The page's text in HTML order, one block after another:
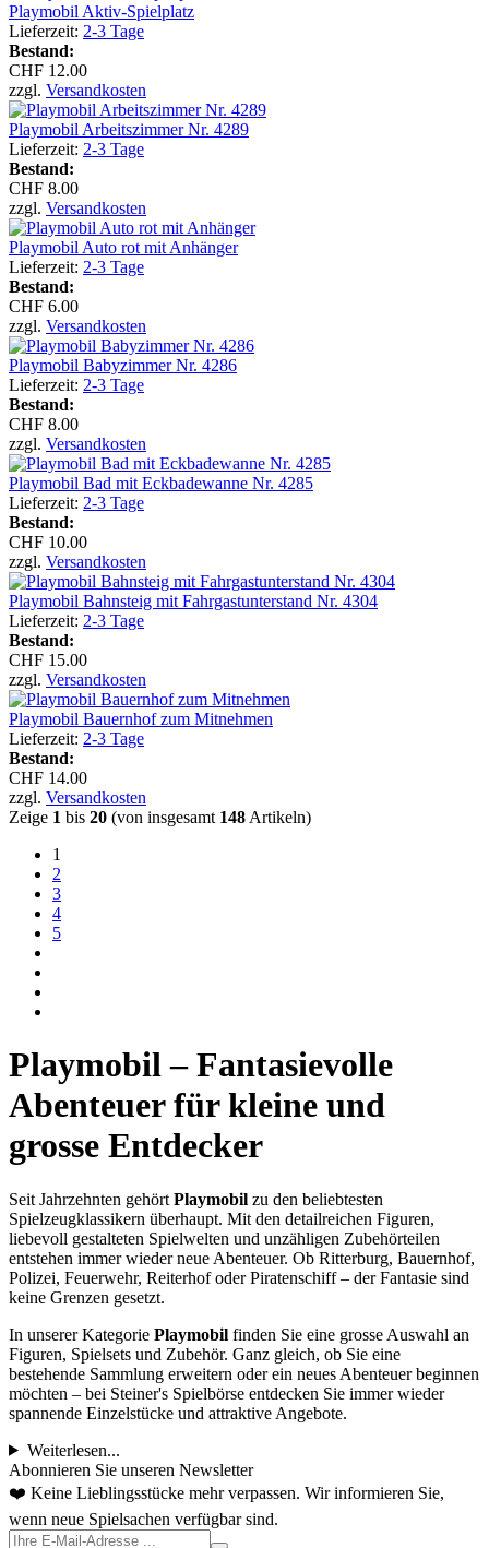
Playmobil Aktiv-Spielplatz
Lieferzeit: 2-3 Tage
Bestand:
CHF 12.00
zzgl. Versandkosten
Playmobil Arbeitszimmer Nr. 4289
Lieferzeit: 2-3 Tage
Bestand:
CHF 8.00
zzgl. Versandkosten
Playmobil Auto rot mit Anhänger
Lieferzeit: 2-3 Tage
Bestand:
CHF 6.00
zzgl. Versandkosten
Playmobil Babyzimmer Nr. 4286
Lieferzeit: 2-3 Tage
Bestand:
CHF 8.00
zzgl. Versandkosten
Playmobil Bad mit Eckbadewanne Nr. 4285
Lieferzeit: 2-3 Tage
Bestand:
CHF 10.00
zzgl. Versandkosten
Playmobil Bahnsteig mit Fahrgastunterstand Nr. 4304
Lieferzeit: 2-3 Tage
Bestand:
CHF 15.00
zzgl. Versandkosten
Playmobil Bauernhof zum Mitnehmen
Lieferzeit: 2-3 Tage
Bestand:
CHF 14.00
zzgl. Versandkosten
Zeige 1 bis 20 (von insgesamt 148 Artikeln)
1
2
3
4
5
Playmobil – Fantasievolle
Abenteuer für kleine und
grosse Entdecker
Seit Jahrzehnten gehört Playmobil zu den beliebtesten
Spielzeugklassikern überhaupt. Mit den detailreichen Figuren,
liebevoll gestalteten Spielwelten und unzähligen Zubehörteilen
entstehen immer wieder neue Abenteuer. Ob Ritterburg, Bauernhof,
Polizei, Feuerwehr, Reiterhof oder Piratenschiff – der Fantasie sind
keine Grenzen gesetzt.
In unserer Kategorie Playmobil finden Sie eine grosse Auswahl an
Figuren, Spielsets und Zubehör. Ganz gleich, ob Sie eine
bestehende Sammlung erweitern oder ein neues Abenteuer beginnen
möchten – bei Steiner's Spielbörse entdecken Sie immer wieder
spannende Einzelstücke und attraktive Angebote.
Weiterlesen...
Abonnieren Sie unseren Newsletter
❤️ Keine Lieblingsstücke mehr verpassen. Wir informieren Sie,
wenn neue Spielsachen verfügbar sind.